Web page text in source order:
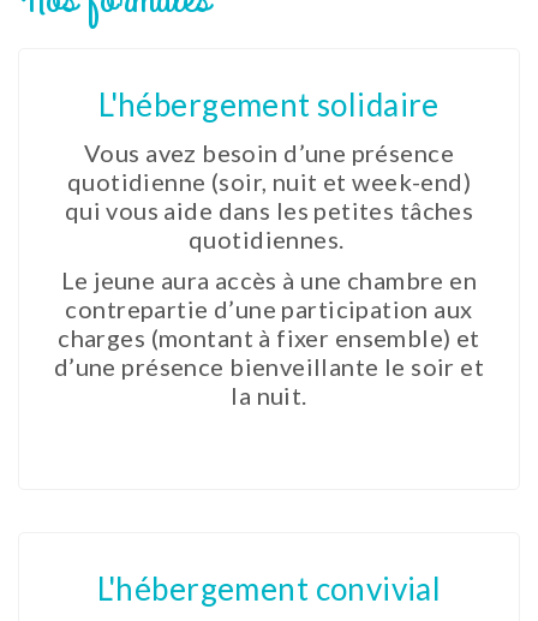
L'hébergement solidaire
Vous avez besoin d’une présence
quotidienne (soir, nuit et week-end)
qui vous aide dans les petites tâches
quotidiennes.
Le jeune aura accès à une chambre en
contrepartie d’une participation aux
charges (montant à fixer ensemble) et
d’une présence bienveillante le soir et
la nuit.
L'hébergement convivial